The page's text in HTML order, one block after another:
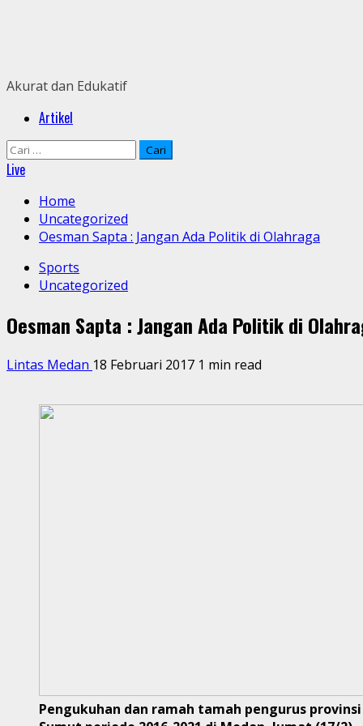
Akurat dan Edukatif
PrimaryArtikel
Cari
untuk:
Live
Home
Uncategorized
Oesman Sapta : Jangan Ada Politik di Olahraga
Sports
Uncategorized
Oesman Sapta : Jangan Ada Politik di
Lintas Medan 18 Februari 2017 1 min read
Pengukuhan dan ramah tamah pengurus provinsi